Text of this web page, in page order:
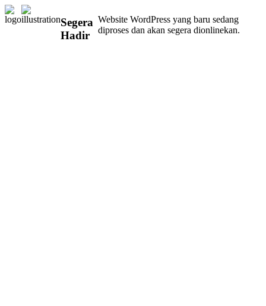
Segera
Hadir
Website WordPress yang baru sedang
diproses dan akan segera dionlinekan.